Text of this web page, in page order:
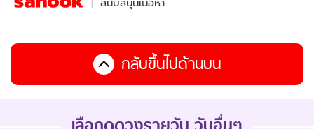
กลับขึ้นไปด้านบน